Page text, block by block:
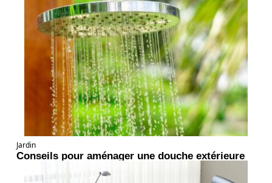
Jardin
Conseils pour aménager une douche extérieure